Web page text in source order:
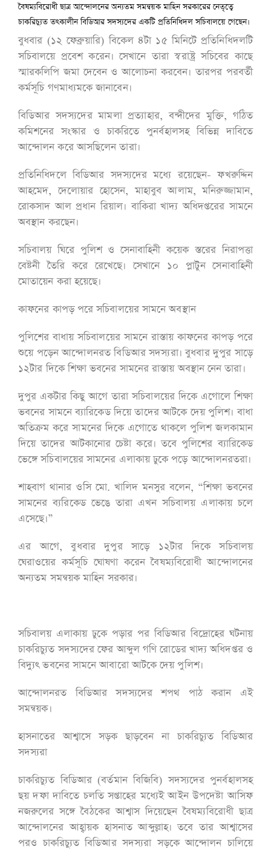
বৈষম্যবিরোধী ছাত্র আন্দোলনের অন্যতম সমন্বয়ক মাহিন সরকারের নেতৃত্বে
চাকরিচ্যুত তৎকালীন বিডিআর সদস্যদের একটি প্রতিনিধিদল সচিবালয়ে গেছেন।
বুধবার (১২ ফেব্রুয়ারি) বিকেল ৪টা ১৫ মিনিটে প্রতিনিধিদলটি
সচিবালয়ে প্রবেশ করেন। সেখানে তারা স্বরাষ্ট্র সচিবের কাছে
স্মারকলিপি জমা দেবেন ও আলোচনা করবেন। তারপর পরবর্তী
কর্মসূচি গণমাধ্যমকে জানাবেন।
বিডিআর সদস্যদের মামলা প্রত্যাহার, বন্দীদের মুক্তি, গঠিত
কমিশনের সংস্কার ও চাকরিতে পুনর্বহালসহ বিভিন্ন দাবিতে
আন্দোলন করে আসছিলেন তারা।
প্রতিনিধিদলে বিডিআর সদস্যদের মধ্যে রয়েছেন- ফখরুদ্দিন
আহমেদ, দেলোয়ার হোসেন, মাহাবুব আলাম, মনিরুজ্জামান,
রোকসাদ আল প্রধান রিয়াল। বাকিরা খাদ্য অধিদপ্তরের সামনে
অবস্থান করছেন।
সচিবালয় ঘিরে পুলিশ ও সেনাবাহিনী কয়েক স্তরের নিরাপত্তা
বেষ্টনী তৈরি করে রেখেছে। সেখানে ১০ প্লাটুন সেনাবাহিনী
মোতায়েন করা হয়েছে।
কাফনের কাপড় পরে সচিবালয়ের সামনে অবস্থান
পুলিশের বাধায় সচিবালয়ের সামনে রাস্তায় কাফনের কাপড় পরে
শুয়ে পড়েন আন্দোলনরত বিডিআর সদস্যরা। বুধবার দুপুর সাড়ে
১২টার দিকে শিক্ষা ভবনের সামনের রাস্তায় অবস্থান নেন তারা।
দুপুর একটার কিছু আগে তারা সচিবালয়ের দিকে এগোলে শিক্ষা
ভবনের সামনে ব্যারিকেড দিয়ে তাদের আটকে দেয় পুলিশ। বাধা
অতিক্রম করে সামনের দিকে এগোতে থাকলে পুলিশ জলকামান
দিয়ে তাদের আটকানোর চেষ্টা করে। তবে পুলিশের ব্যারিকেড
ভেঙ্গে সচিবালয়ের সামনের এলাকায় ঢুকে পড়ে আন্দোলনরতরা।
শাহবাগ থানার ওসি মো. খালিদ মনসুর বলেন, “শিক্ষা ভবনের
সামনের ব্যরিকেড ভেঙে তারা এখন সচিবালয় এলাকায় চলে
এসেছে।”
এর আগে, বুধবার দুপুর সাড়ে ১২টার দিকে সচিবালয়
ঘেরাওয়ের কর্মসূচি ঘোষণা করেন বৈষম্যবিরোধী আন্দোলনের
অন্যতম সমন্বয়ক মাহিন সরকার।
সচিবালয় এলাকায় ঢুকে পড়ার পর বিডিআর বিদ্রোহের ঘটনায়
চাকরিচ্যুত সদস্যদের ফের আব্দুল গণি রোডের খাদ্য অধিদপ্তর ও
বিদ্যুৎ ভবনের সামনে আবারো আটকে দেয় পুলিশ।
আন্দোলনরত বিডিআর সদস্যদের শপথ পাঠ করান এই
সমন্বয়ক।
হাসনাতের আশ্বাসে সড়ক ছাড়বেন না চাকরিচ্যুত বিডিআর
সদস্যরা
চাকরিচ্যুত বিডিআর (বর্তমান বিজিবি) সদস্যদের পুনর্বহালসহ
ছয় দফা দাবিতে চলতি সপ্তাহের মধ্যেই আইন উপদেষ্টা আসিফ
নজরুলের সঙ্গে বৈঠকের আশ্বাস দিয়েছেন বৈষম্যবিরোধী ছাত্র
আন্দোলনের আহ্বায়ক হাসনাত আব্দুল্লাহ। তবে তার আশ্বাসের
পরও চাকরিচ্যুত বিডিআর সদস্যরা সড়কে আন্দোলন চালিয়ে